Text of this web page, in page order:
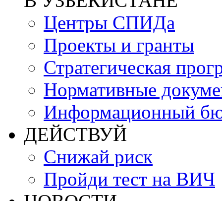
Центры СПИДа
Проекты и гранты
Стратегическая
Нормативные
Информационный
ДЕЙСТВУЙ
Снижай риск
Пройди тест на ВИЧ